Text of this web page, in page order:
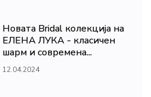
Новата Bridal колекција на
ЕЛЕНА ЛУКА - класичен
шарм и современа...
12.04.2024